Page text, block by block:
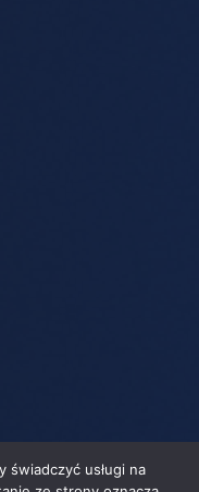
świadczymy usługi w
świadczyć usługi na